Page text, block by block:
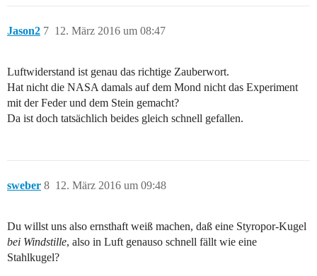
Jason2 12. März 2016 um 08:47
7
Luftwiderstand ist genau das richtige Zauberwort.
Hat nicht die NASA damals auf dem Mond nicht das Experiment
mit der Feder und dem Stein gemacht?
Da ist doch tatsächlich beides gleich schnell gefallen.
sweber 12. März 2016 um 09:48
8
Du willst uns also ernsthaft weiß machen, daß eine Styropor-Kugel
bei Windstille, also in Luft genauso schnell fällt wie eine
Stahlkugel?